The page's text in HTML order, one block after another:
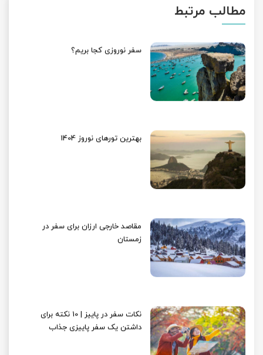
مطالب مرتبط
سفر نوروزی کجا بریم؟
بهترین تورهای نوروز 1404
مقاصد خارجی ارزان برای سفر در
زمستان
نکات سفر در پاییز | 10 نکته برای
داشتن یک سفر پاییزی جذاب